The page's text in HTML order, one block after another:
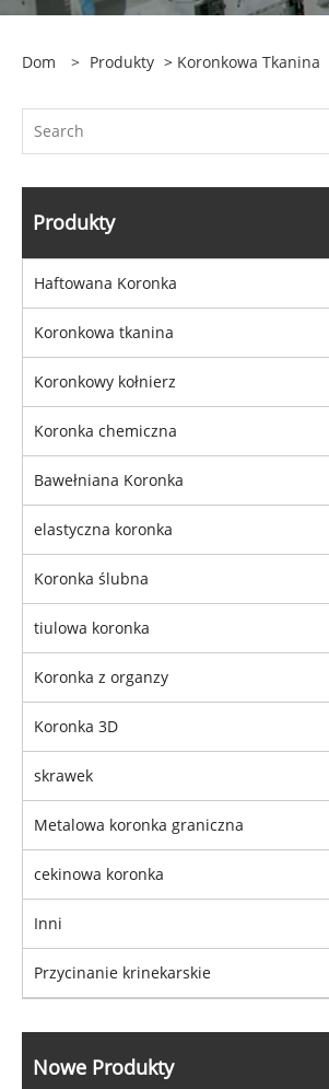
Dom > Produkty > Koronkowa Tkanina
Produkty
Haftowana Koronka
Koronkowa tkanina
Koronkowy kołnierz
Koronka chemiczna
Bawełniana Koronka
elastyczna koronka
Koronka ślubna
tiulowa koronka
Koronka z organzy
Koronka 3D
skrawek
Metalowa koronka graniczna
cekinowa koronka
Inni
Przycinanie krinekarskie
Nowe Produkty